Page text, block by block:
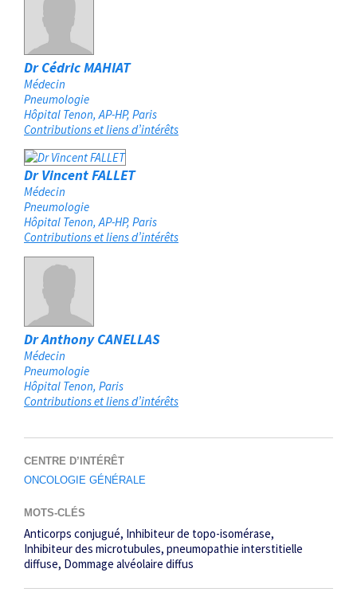
Dr Cédric MAHIAT
Médecin
Pneumologie
Hôpital Tenon, AP-HP Paris
Contributions et liens d’intérêts
Dr Vincent FALLET
Médecin
Pneumologie
Hôpital Tenon, AP-HP Paris
Contributions et liens d’intérêts
Dr Anthony CANELLAS
Médecin
Pneumologie
Hôpital Tenon Paris
Contributions et liens d’intérêts
CENTRE D’INTÉRÊT
ONCOLOGIE GÉNÉRALE
MOTS-CLÉS
Anticorps conjugué Inhibiteur de topo-isomérase
Inhibiteur des microtubules pneumopathie interstitielle
diffuse Dommage alvéolaire diffus